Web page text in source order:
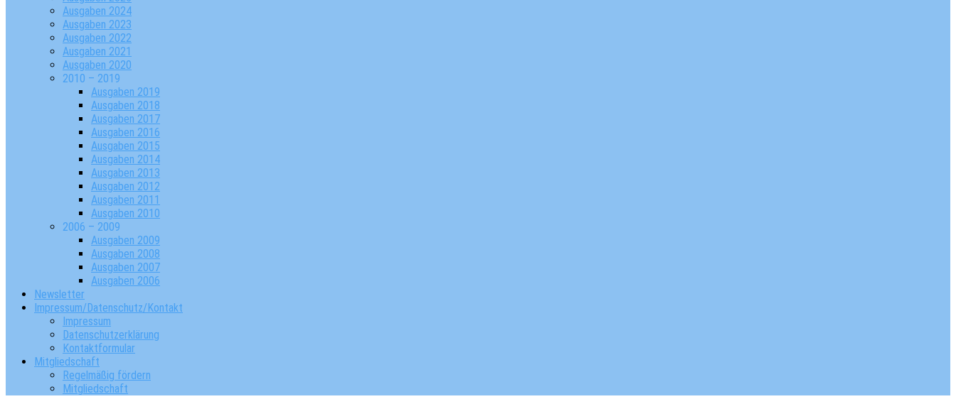
Ausgaben 2024
Ausgaben 2023
Ausgaben 2022
Ausgaben 2021
Ausgaben 2020
2010 – 2019
Ausgaben 2019
Ausgaben 2018
Ausgaben 2017
Ausgaben 2016
Ausgaben 2015
Ausgaben 2014
Ausgaben 2013
Ausgaben 2012
Ausgaben 2011
Ausgaben 2010
2006 – 2009
Ausgaben 2009
Ausgaben 2008
Ausgaben 2007
Ausgaben 2006
Newsletter
Impressum/Datenschutz/Kontakt
Impressum
Datenschutzerklärung
Kontaktformular
Mitgliedschaft
Regelmäßig fördern
Mitgliedschaft